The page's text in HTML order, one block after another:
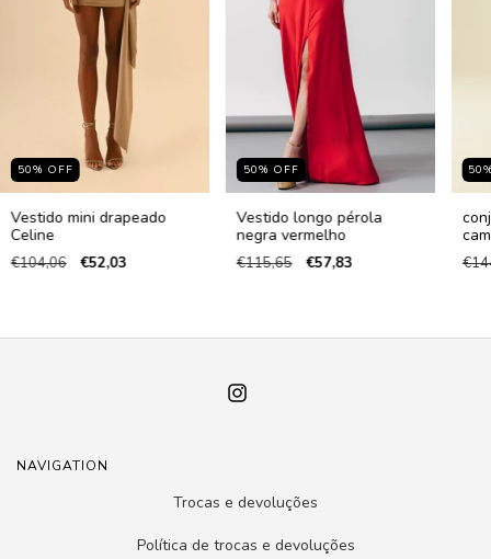
50% OFF
Vestido mini drapeado
Celine
€104,06 €52,03
50% OFF
Vestido longo pérola
negra vermelho
€115,65 €57,83
50
NAVIGATION
Trocas e devoluções
Política de trocas e devoluções